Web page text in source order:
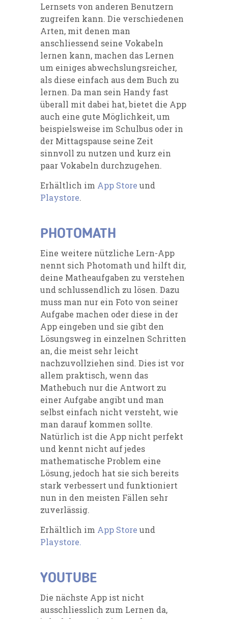
Lernsets von anderen Benutzern
zugreifen kann. Die verschiedenen
Arten, mit denen man
anschliessend seine Vokabeln
lernen kann, machen das Lernen
um einiges abwechslungsreicher,
als diese einfach aus dem Buch zu
lernen. Da man sein Handy fast
überall mit dabei hat, bietet die App
auch eine gute Möglichkeit, um
beispielsweise im Schulbus oder in
der Mittagspause seine Zeit
sinnvoll zu nutzen und kurz ein
paar Vokabeln durchzugehen.
Erhältlich im App Store und
Playstore.
PHOTOMATH
Eine weitere nützliche Lern-App
nennt sich Photomath und hilft dir,
deine Matheaufgaben zu verstehen
und schlussendlich zu lösen. Dazu
muss man nur ein Foto von seiner
Aufgabe machen oder diese in der
App eingeben und sie gibt den
Lösungsweg in einzelnen Schritten
an, die meist sehr leicht
nachzuvollziehen sind. Dies ist vor
allem praktisch, wenn das
Mathebuch nur die Antwort zu
einer Aufgabe angibt und man
selbst einfach nicht versteht, wie
man darauf kommen sollte.
Natürlich ist die App nicht perfekt
und kennt nicht auf jedes
mathematische Problem eine
Lösung, jedoch hat sie sich bereits
stark verbessert und funktioniert
nun in den meisten Fällen sehr
zuverlässig.
Erhältlich im App Store und
Playstore.
YOUTUBE
Die nächste App ist nicht
ausschliesslich zum Lernen da,